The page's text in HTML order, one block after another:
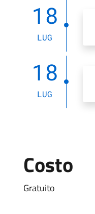
18
LUG
18
LUG
Costo
Gratuito